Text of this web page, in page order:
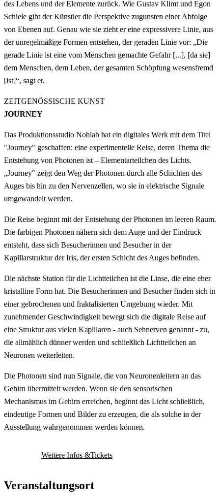
des Lebens und der Elemente zurück. Wie Gustav Klimt und Egon
Schiele gibt der Künstler die Perspektive zugunsten einer Abfolge
von Ebenen auf. Genau wie sie zieht er eine expressivere Linie, aus
der unregelmäßige Formen entstehen, der geraden Linie vor: „Die
gerade Linie ist eine vom Menschen gemachte Gefahr [...], [da sie]
dem Menschen, dem Leben, der gesamten Schöpfung wesensfremd
[ist]“, sagt er.
ZEITGENÖSSISCHE KUNST
JOURNEY
Das Produktionsstudio Nohlab hat ein digitales Werk mit dem Titel
"Journey" geschaffen: eine experimentelle Reise, deren Thema die
Entstehung von Photonen ist – Elementarteilchen des Lichts.
„Journey" zeigt den Weg der Photonen durch alle Schichten des
Auges bis hin zu den Nervenzellen, wo sie in elektrische Signale
umgewandelt werden.
Die Reise beginnt mit der Entstehung der Photonen im leeren Raum.
Die farbigen Photonen nähern sich dem Auge und der Eindruck
entsteht, dass sich Besucherinnen und Besucher in der
Kapillarstruktur der Iris, der ersten Schicht des Auges befinden.
Die nächste Station für die Lichtteilchen ist die Linse, die eine eher
kristalline Form hat. Die Besucherinnen und Besucher finden sich in
einer gebrochenen und fraktalisierten Umgebung wieder. Mit
zunehmender Geschwindigkeit bewegt sich die digitale Reise auf
eine Struktur aus vielen Kapillaren - auch Sehnerven genannt - zu,
die allmählich dünner werden und schließlich Lichtteilchen an
Neuronen weiterleiten.
Die Photonen sind nun Signale, die von Neuronenleitern an das
Gehirn übermittelt werden. Wenn sie den sensorischen
Mechanismus im Gehirn erreichen, beginnt das Licht schließlich,
eindeutige Formen und Bilder zu erzeugen, die als solche in der
Ausstellung wahrgenommen werden können.
Weitere Infos &Tickets
Veranstaltungsort